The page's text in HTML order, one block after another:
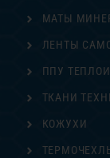
МАТЫ
ЛЕНТЫ
ППУ
ТКАНИ
КОЖУХИ